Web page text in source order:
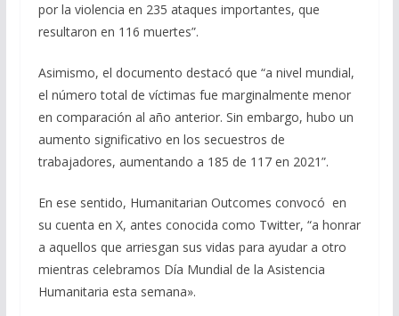
por la violencia en 235 ataques importantes, que
resultaron en 116 muertes”.
Asimismo, el documento destacó que “a nivel mundial,
el número total de víctimas fue marginalmente menor
en comparación al año anterior. Sin embargo, hubo un
aumento significativo en los secuestros de
trabajadores, aumentando a 185 de 117 en 2021”.
En ese sentido, Humanitarian Outcomes convocó en
su cuenta en X, antes conocida como Twitter, “a honrar
a aquellos que arriesgan sus vidas para ayudar a otro
mientras celebramos Día Mundial de la Asistencia
Humanitaria esta semana».